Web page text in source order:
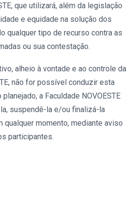
que utilizará, além da legislação
e equidade na solução dos
qualquer tipo de recurso contra as
ou sua contestação.
alheio à vontade e ao controle da
não for possível conduzir esta
a Faculdade NOVOESTE
suspendê-la e/ou finalizá-la
qualquer momento, mediante aviso
participantes.